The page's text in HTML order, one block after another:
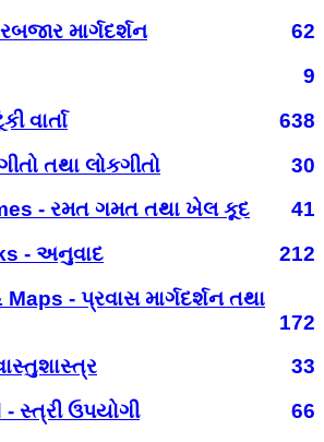
માર્ગદર્શન
62
9
વાર્તા
638
તથા લોકગીતો
30
- રમત ગમત તથા ખેલ કૂદ
41
- અનુવાદ
212
- પ્રવાસ માર્ગદર્શન તથા
172
33
સ્ત્રી ઉપયોગી
66